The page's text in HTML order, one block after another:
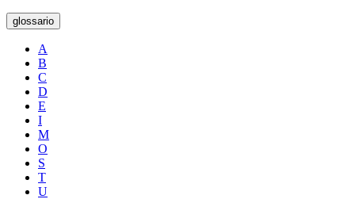
glossario
A
B
C
D
E
I
M
O
S
T
U